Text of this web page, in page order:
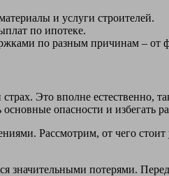
и услуги строителей.
по ипотеке.
по разным причинам – от
Это вполне естественно,
опасности и избегать
Рассмотрим, от чего
значительными потерями.